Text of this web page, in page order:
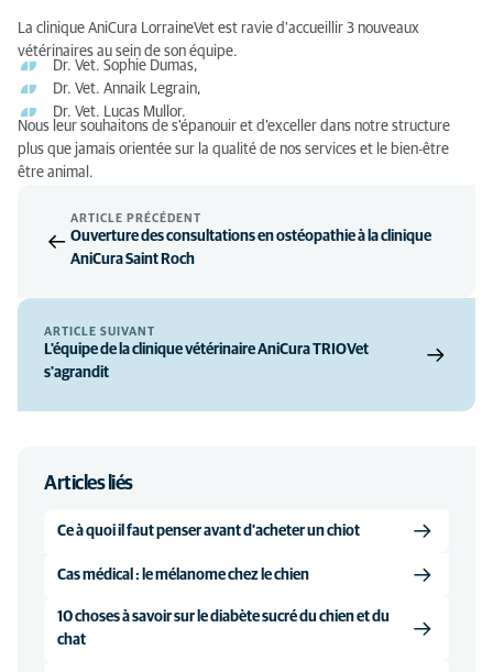
La clinique AniCura LorraineVet est ravie d'accueillir 3 nouveaux
vétérinaires au sein de son équipe.
Dr. Vet. Sophie Dumas,
Dr. Vet. Annaik Legrain,
Dr. Vet. Lucas Mullor.
Nous leur souhaitons de s'épanouir et d'exceller dans notre structure
plus que jamais orientée sur la qualité de nos services et le bien-être
être animal.
ARTICLE PRÉCÉDENT
Ouverture des consultations en ostéopathie à la clinique
AniCura Saint Roch
ARTICLE SUIVANT
L'équipe de la clinique vétérinaire AniCura TRIOVet
s'agrandit
Articles liés
Ce à quoi il faut penser avant d'acheter un chiot
Cas médical : le mélanome chez le chien
10 choses à savoir sur le diabète sucré du chien et du
chat